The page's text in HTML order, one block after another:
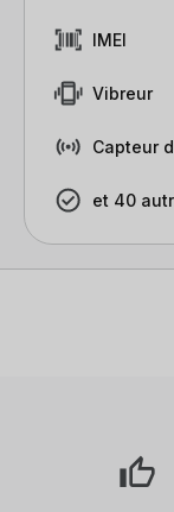
IMEI
Vibreur
Capteur
et 40